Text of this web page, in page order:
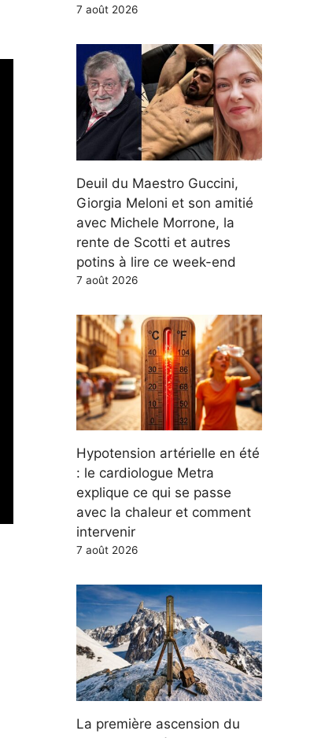
7 août 2026
Deuil du Maestro Guccini,
Giorgia Meloni et son amitié
avec Michele Morrone, la
rente de Scotti et autres
potins à lire ce week-end
7 août 2026
Hypotension artérielle en été
: le cardiologue Metra
explique ce qui se passe
avec la chaleur et comment
intervenir
7 août 2026
La première ascension du